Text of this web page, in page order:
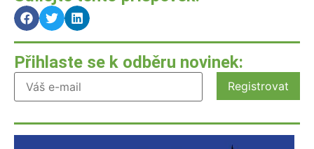
Přihlaste se k odběru novinek: